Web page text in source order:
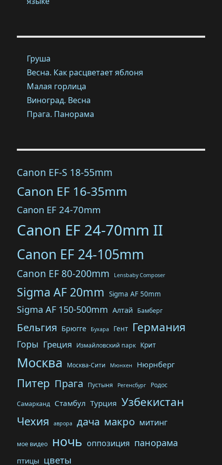
Груша
Весна. Как расцветает яблоня
Малая горлица
Виноград. Весна
Прага. Панорама
Canon EF-S 18-55mm
Canon EF 16-35mm
Canon EF 24-70mm
Canon EF 24-70mm II
Canon EF 24-105mm
Canon EF 80-200mm Lensbaby Composer
Sigma AF 20mm Sigma AF 50mm
Sigma AF 150-500mm Алтай Бамберг
Бельгия Брюгге Бухара Гент Германия
Горы Греция Измайловский парк Крит
Москва Москва-Сити Мюнхен Нюрнберг
Питер Прага Пустыня Регенсбург Родос
Самарканд Стамбул Турция Узбекистан
Чехия аврора дача макро митинг
мое видео ночь оппозиция панорама
птицы цветы